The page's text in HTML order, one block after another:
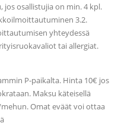
osallistujia on min. 4 kpl.
3.2.
yhteydessä
tai allergiat.
P-paikalta. Hinta 10€ jos
Maksu käteisellä
Omat eväät voi ottaa